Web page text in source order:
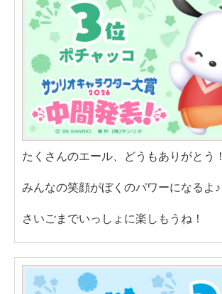
たくさんのエール、どうもありがとう！
みんなの笑顔がぼくのパワーになるよ♪
さいごまでいっしょに楽しもうね！